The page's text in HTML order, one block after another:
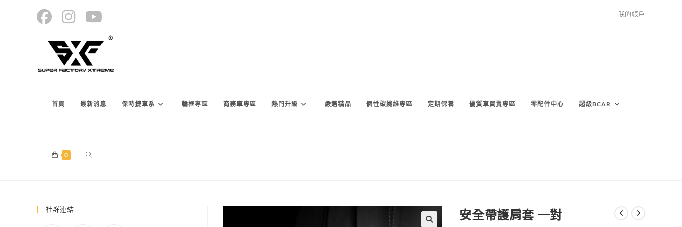
我的帳戶
首頁 最新消息 保時捷車系 輪框專區 商務車專區 熱門升級 嚴選精品 個性碳纖維專區 定期保養 優質車買賣專區 零配件中心 超級BCAR
0 TOGGLE
安全帶護肩套 一對
社群連結